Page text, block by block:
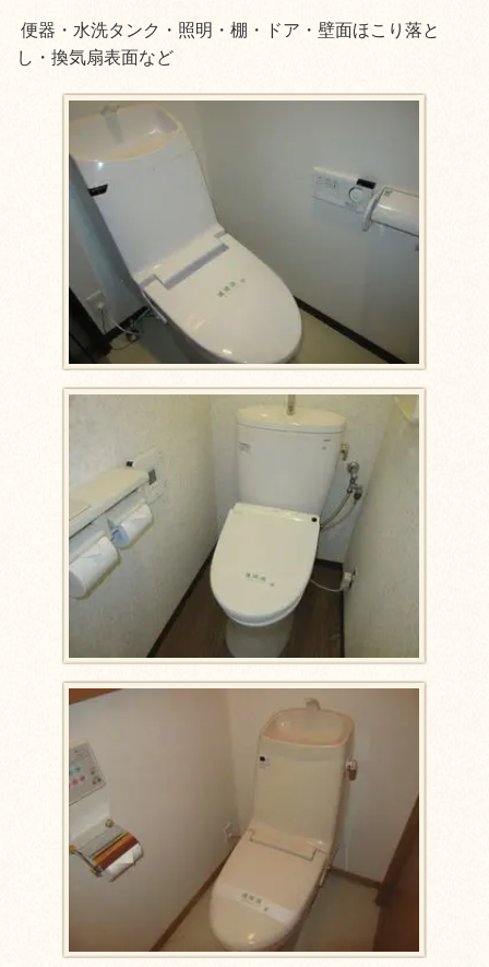
便器・水洗タンク・照明・棚・ドア・壁面ほこり落と
し・換気扇表面など